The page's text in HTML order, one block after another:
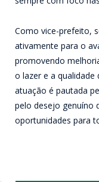
Como vice-prefeito,
ativamente para o
promovendo
o lazer e a qualidade
atuação é pautada
pelo desejo genuíno
oportunidades para